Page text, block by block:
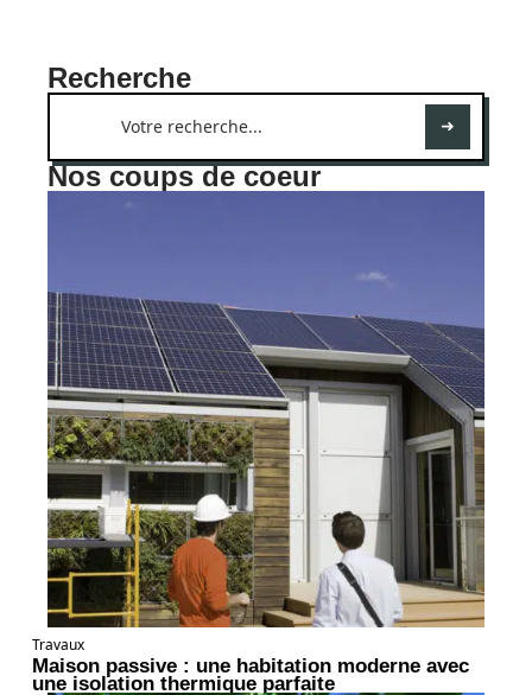
Recherche
Nos coups de coeur
Travaux
Maison passive : une habitation moderne avec
une isolation thermique parfaite